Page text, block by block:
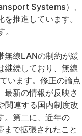
Systems）、
推進しています。
線LANの制約が緩
継続しており、無線
います。修正の論点
最新の情報が反映さ
関連する国内制度改
。第二に、近年の
で拡張されたこと